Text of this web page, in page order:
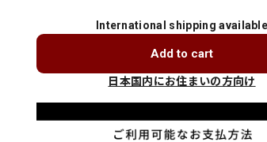
International shipping
Add to cart
日本国内にお住まいの方向け